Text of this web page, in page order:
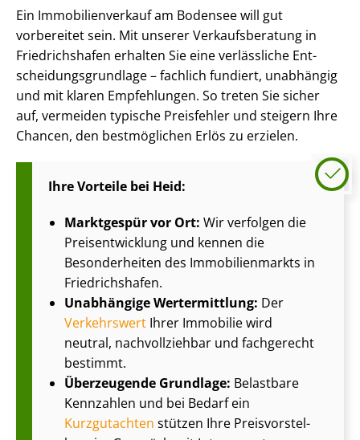
Ein Im­mo­bi­li­en­ver­kauf am Bodensee will gut
vorbereitet sein. Mit unserer Ver­kaufs­be­ra­tung in
Friedrichshafen erhalten Sie eine verlässliche Ent­
schei­dungs­grund­la­ge – fachlich fundiert, unabhängig
und mit klaren Empfehlungen. So treten Sie sicher
auf, vermeiden typische Preisfehler und steigern Ihre
Chancen, den bestmöglichen Erlös zu erzielen.
Ihre Vorteile bei Heid:
Marktgespür vor Ort: Wir verfolgen die
Preis­ent­wick­lung und kennen die
Besonderheiten des Im­mo­bi­li­en­markts in
Friedrichshafen.
Unabhängige Wertermittlung: Der
Verkehrswert Ihrer Immobilie wird
neutral, nachvollziehbar und fachgerecht
bestimmt.
Überzeugende Grundlage: Belastbare
Kennzahlen und bei Bedarf ein
Kurzgutachten stützen Ihre Preis­vor­stel­